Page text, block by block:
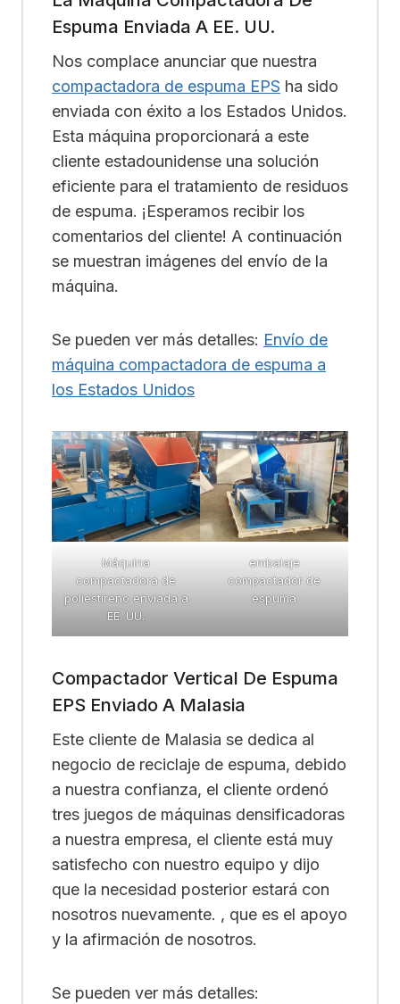
Espuma Enviada A EE. UU.
Nos complace anunciar que nuestra
compactadora de espuma EPS ha sido
enviada con éxito a los Estados Unidos.
Esta máquina proporcionará a este
cliente estadounidense una solución
eficiente para el tratamiento de residuos
de espuma. ¡Esperamos recibir los
comentarios del cliente! A continuación
se muestran imágenes del envío de la
máquina.
Se pueden ver más detalles: Envío de
máquina compactadora de espuma a
los Estados Unidos
Máquina
compactadora de
poliestireno enviada a
EE. UU.
embalaje
compactador de
espuma
Compactador Vertical De Espuma
EPS Enviado A Malasia
Este cliente de Malasia se dedica al
negocio de reciclaje de espuma, debido
a nuestra confianza, el cliente ordenó
tres juegos de máquinas densificadoras
a nuestra empresa, el cliente está muy
satisfecho con nuestro equipo y dijo
que la necesidad posterior estará con
nosotros nuevamente. , que es el apoyo
y la afirmación de nosotros.
Se pueden ver más detalles: